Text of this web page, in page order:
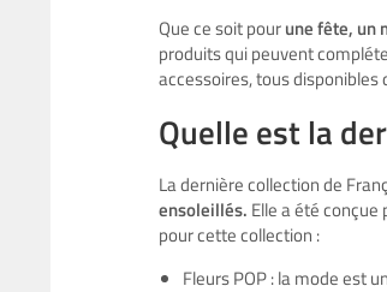
Que ce soit pourune fête, un
produits qui peuvent
accessoires, tous
Quelle est la
La dernière collection de
ensoleillés. Elle a été
pour cette collection :
Fleurs POP : la mode est